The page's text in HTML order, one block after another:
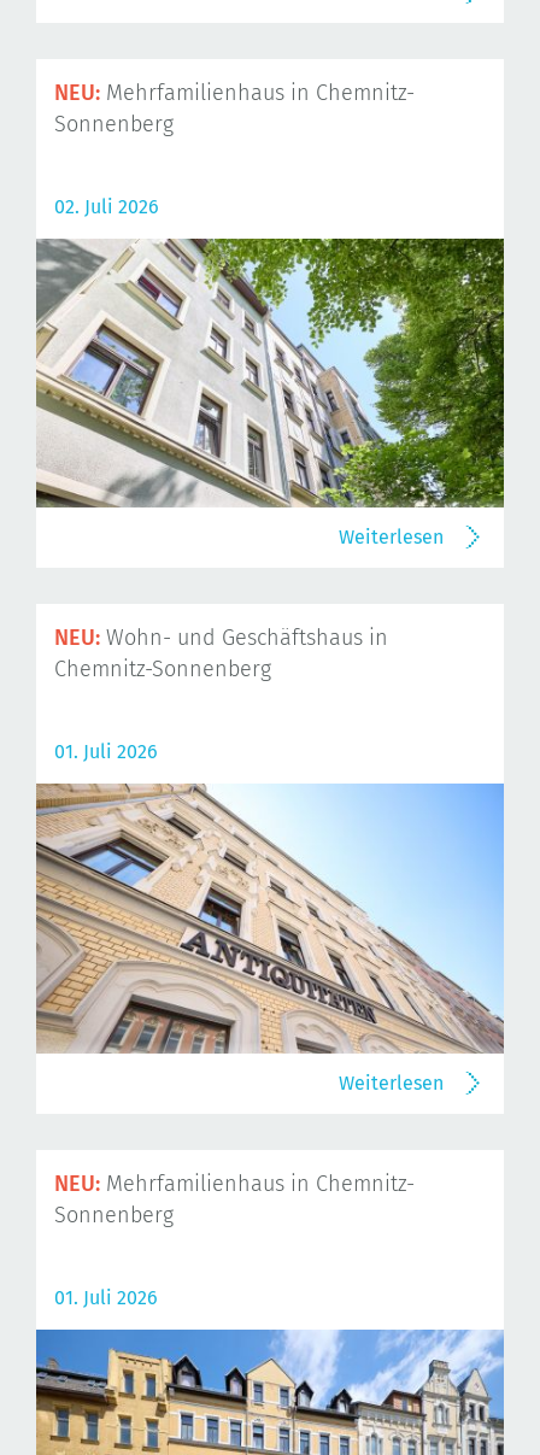
NEU: Mehrfamilienhaus in Chemnitz-
Sonnenberg
02. Juli 2026
Weiterlesen
NEU: Wohn- und Geschäftshaus in
Chemnitz-Sonnenberg
01. Juli 2026
Weiterlesen
NEU: Mehrfamilienhaus in Chemnitz-
Sonnenberg
01. Juli 2026